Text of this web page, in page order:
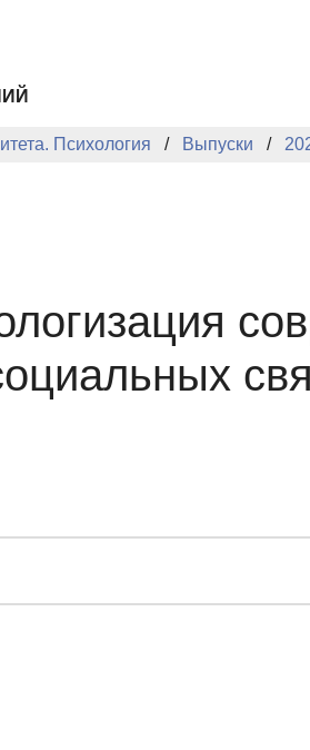
Психология Выпуски